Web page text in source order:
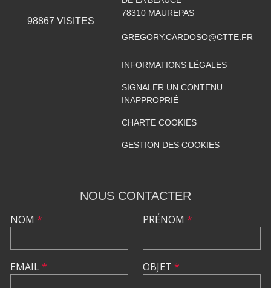
98867 VISITES
78310 MAUREPAS
GREGORY.CARDOSO@CTTE.FR
INFORMATIONS LÉGALES
SIGNALER UN CONTENU
INAPPROPRIÉ
CHARTE COOKIES
GESTION DES COOKIES
NOUS CONTACTER
NOM *
EMAIL*
PRÉNOM *
OBJET *